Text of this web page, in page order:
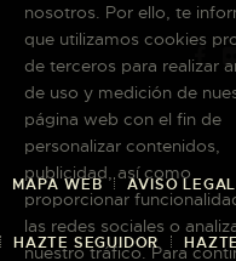
MAPA WEB AVISO LEGAL
HAZTE SEGUIDOR
nosotros. Por ello, te
que utilizamos cookies
de terceros para realizar
de uso y medición de
página web con el fin de
personalizar contenidos,
publicidad, así como
proporcionar
las redes sociales o
nuestro tráfico. Para